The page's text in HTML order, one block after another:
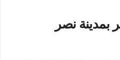
بمدينة نصر